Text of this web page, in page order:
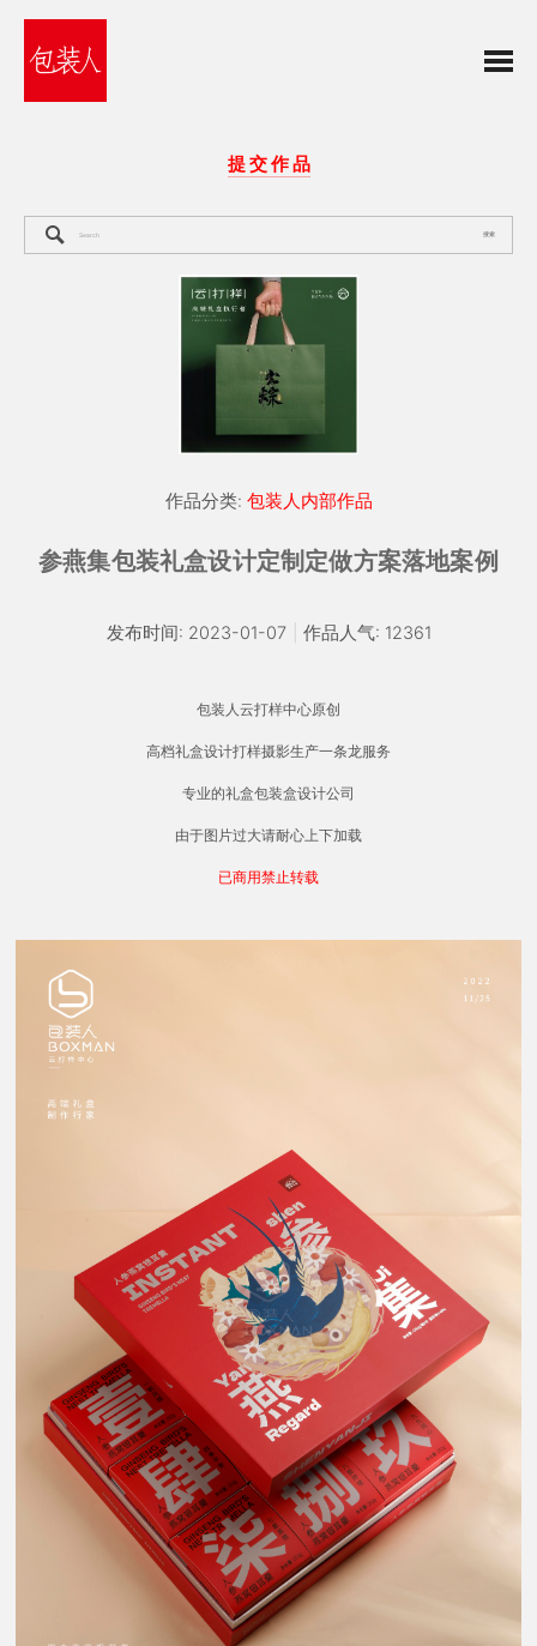
提 交 作 品
搜索
作品分类: 包装人内部作品
参燕集包装礼盒设计定制定做方案落地案例
发布时间: 2023-01-07 作品人气: 12361
包装人云打样中心原创
高档礼盒设计打样摄影生产一条龙服务
专业的礼盒包装盒设计公司
由于图片过大请耐心上下加载
已商用禁止转载